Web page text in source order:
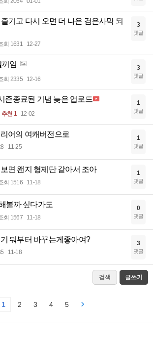
기고 다시 오면 더 나은 검은사막 되
회 1631 12-27
3
댓글
꺼임
회 2335 12-16
3
댓글
즌종료된 기념 늦은 업로드
추천 1 12-02
1
댓글
어의 여캐버전으로
11-25
1
댓글
면 왠지 형제단 같아서 조아
회 1516 11-18
1
댓글
볼까 싶다가도
회 1567 11-18
0
댓글
뭐부터 바꾸는게좋아여?
11-18
3
댓글
검색 글쓰기
1 2 3 4 5